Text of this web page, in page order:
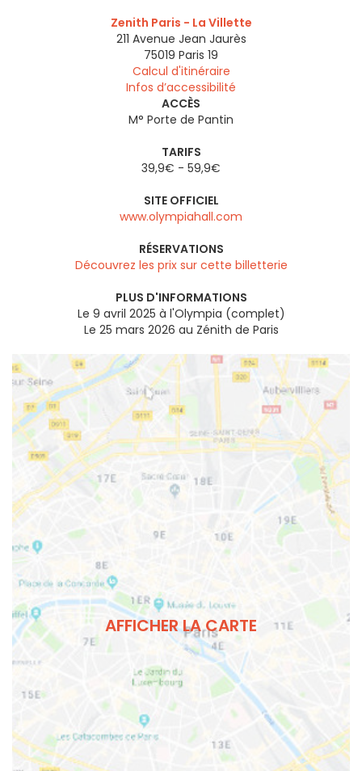
Zenith Paris - La Villette
211 Avenue Jean Jaurès
75019 Paris 19
Calcul d'itinéraire
Infos d’accessibilité
ACCÈS
M° Porte de Pantin
TARIFS
39,9€ - 59,9€
SITE OFFICIEL
www.olympiahall.com
RÉSERVATIONS
Découvrez les prix sur cette billetterie
PLUS D'INFORMATIONS
Le 9 avril 2025 à l'Olympia (complet)
Le 25 mars 2026 au Zénith de Paris
AFFICHER LA CARTE